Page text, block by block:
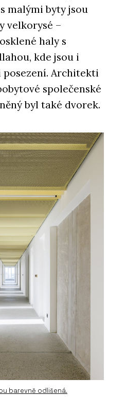
malými byty jsou
velkorysé –
haly s
kde jsou i
Architekti
společenské
byl také dvorek.
barevně odlišená.